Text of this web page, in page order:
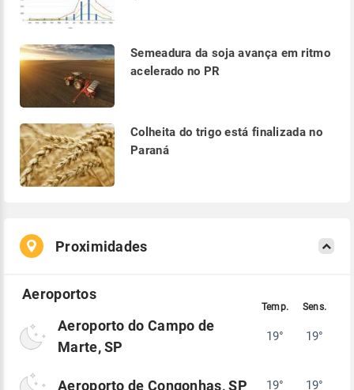
Semeadura da soja avança em ritmo
acelerado no PR
Colheita do trigo está finalizada no
Paraná
Proximidades
Aeroporto do Campo de
Marte, SP
19° 19°
Aeroporto de Congonhas, SP 19° 19°